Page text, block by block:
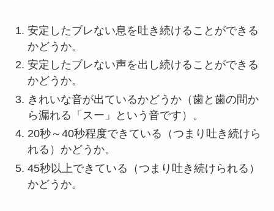
安定したブレない息を吐き続けることができる
かどうか。
安定したブレない声を出し続けることができる
かどうか。
きれいな音が出ているかどうか（歯と歯の間か
ら漏れる「スー」という音です）。
20秒～40秒程度できている（つまり吐き続けら
れる）かどうか。
45秒以上できている（つまり吐き続けられる）
かどうか。